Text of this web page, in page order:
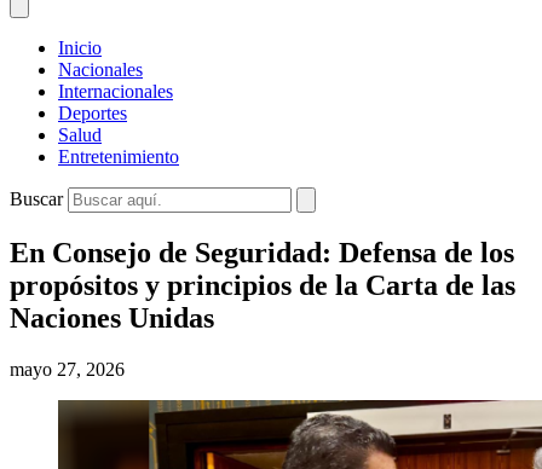
Inicio
Nacionales
Internacionales
Deportes
Salud
Entretenimiento
Buscar
En Consejo de Seguridad: Defensa de los
propósitos y principios de la Carta de las
Naciones Unidas
mayo 27, 2026